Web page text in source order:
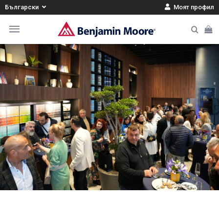
Български Моят профил